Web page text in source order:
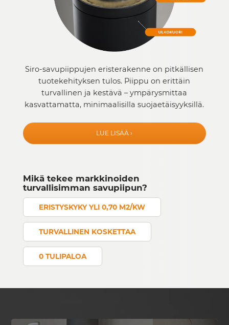
Siro-savupiippujen eristerakenne on pitkällisen
tuotekehityksen tulos. Piippu on erittäin
turvallinen ja kestävä – ympärysmittaa
kasvattamatta, minimaalisilla suojaetäisyyksillä.
LUE LISÄÄ ›
Mikä tekee markkinoiden
turvallisimman savupiipun?
ERISTYSKYKY YLI 0,70 M2/KW
TURVALLINEN KOSKETTAA
0 TULIPALOA